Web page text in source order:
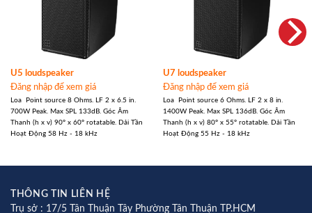
U5 loudspeaker
Đăng nhập để xem giá
Loa Point source 8 Ohms. LF 2 x 6.5 in.
700W Peak. Max SPL 133dB. Góc Âm
Thanh (h x v) 90° x 60° rotatable. Dải Tần
Hoạt Động 58 Hz - 18 kHz
U7 loudspeaker
Đăng nhập để xem giá
Loa Point source 6 Ohms. LF 2 x 8 in.
1400W Peak. Max SPL 136dB. Góc Âm
Thanh (h x v) 80° x 55° rotatable. Dải Tần
Hoạt Động 55 Hz - 18 kHz
THÔNG TIN LIÊN HỆ
Trụ sở : 17/5 Tân Thuận Tây Phường Tân Thuận TP.HCM